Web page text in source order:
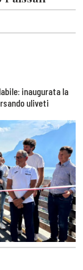
inaugurata la
uliveti